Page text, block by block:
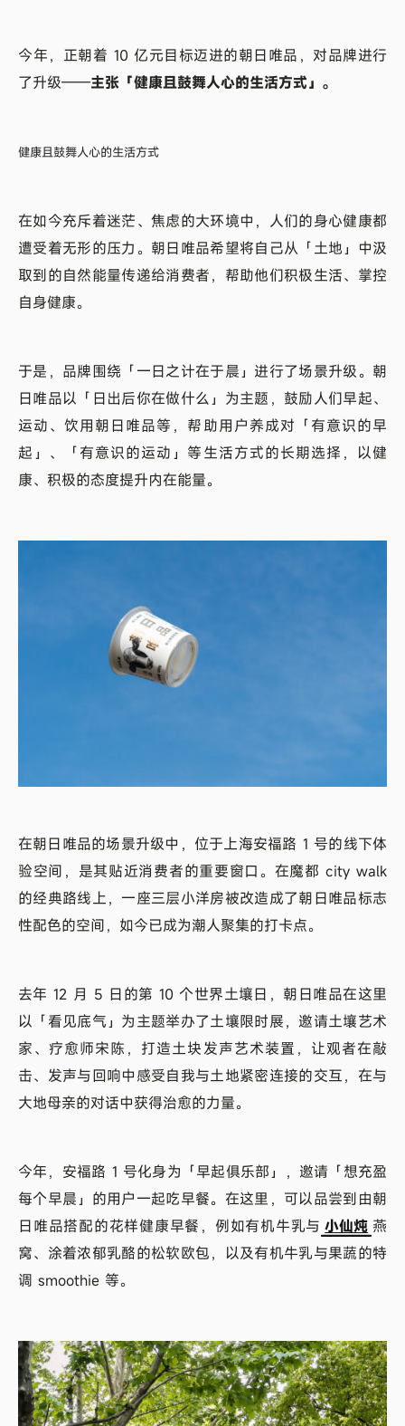
今年，正朝着 10 亿元目标迈进的朝日唯品，对品牌进行
了升级——主张「健康且鼓舞人心的生活方式」。
健康且鼓舞人心的生活方式
在如今充斥着迷茫、焦虑的大环境中，人们的身心健康都
遭受着无形的压力。朝日唯品希望将自己从「土地」中汲
取到的自然能量传递给消费者，帮助他们积极生活、掌控
自身健康。
于是，品牌围绕「一日之计在于晨」进行了场景升级。朝
日唯品以「日出后你在做什么」为主题，鼓励人们早起、
运动、饮用朝日唯品等，帮助用户养成对「有意识的早
起」、「有意识的运动」等生活方式的长期选择，以健
康、积极的态度提升内在能量。
在朝日唯品的场景升级中，位于上海安福路 1 号的线下体
验空间，是其贴近消费者的重要窗口。在魔都 city walk
的经典路线上，一座三层小洋房被改造成了朝日唯品标志
性配色的空间，如今已成为潮人聚集的打卡点。
去年 12 月 5 日的第 10 个世界土壤日，朝日唯品在这里
以「看见底气」为主题举办了土壤限时展，邀请土壤艺术
家、疗愈师宋陈，打造土块发声艺术装置，让观者在敲
击、发声与回响中感受自我与土地紧密连接的交互，在与
大地母亲的对话中获得治愈的力量。
今年，安福路 1 号化身为「早起俱乐部」，邀请「想充盈
每个早晨」的用户一起吃早餐。在这里，可以品尝到由朝
日唯品搭配的花样健康早餐，例如有机牛乳与 小仙炖 燕
窝、涂着浓郁乳酪的松软欧包，以及有机牛乳与果蔬的特
调 smoothie 等。